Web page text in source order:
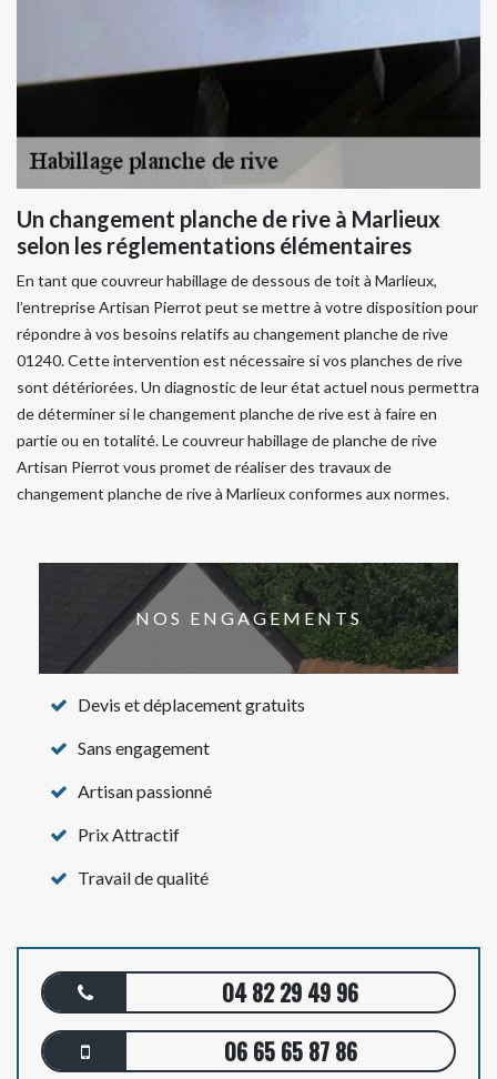
Un changement planche de rive à Marlieux
selon les réglementations élémentaires
En tant que couvreur habillage de dessous de toit à Marlieux,
l’entreprise Artisan Pierrot peut se mettre à votre disposition pour
répondre à vos besoins relatifs au changement planche de rive
01240. Cette intervention est nécessaire si vos planches de rive
sont détériorées. Un diagnostic de leur état actuel nous permettra
de déterminer si le changement planche de rive est à faire en
partie ou en totalité. Le couvreur habillage de planche de rive
Artisan Pierrot vous promet de réaliser des travaux de
changement planche de rive à Marlieux conformes aux normes.
NOS ENGAGEMENTS
Devis et déplacement gratuits
Sans engagement
Artisan passionné
Prix Attractif
Travail de qualité
04 82 29 49 96
06 65 65 87 86